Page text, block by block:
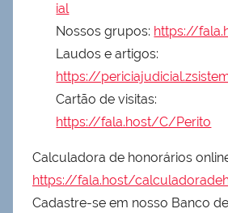
ial
Nossos grupos: https://
Laudos e artigos:
https://
Cartão de visitas:
https://fala.host/C/Perito
Calculadora de honorários
https://fala.host/
Cadastre-se em nosso Banco